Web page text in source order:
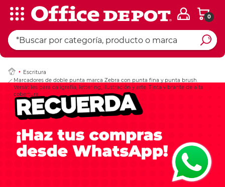
0
Escritura
Marcadores de doble punta marca Zebra con punta fina y punta brush.
Versátiles para caligrafía, lettering, ilustración y arte. Tinta vibrante de alta
cobertura.
Ingresar Codigo